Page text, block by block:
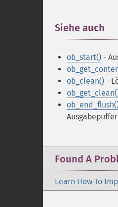
Siehe auch
ob_start() -
ob_clean() -
Ausgabepuffer
Found A
Learn How To